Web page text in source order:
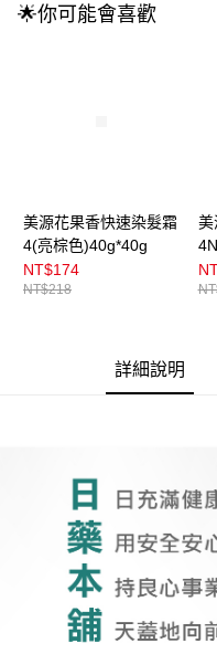
用戶於交易時，得透過本服務購
付款後門市自取
每筆NT$100，滿NT$399(
🌟你可能會喜歡
美源花果香快速染髮霜
4(亮棕色)40g*40g
NT$174
NT$218
美
色
詳細說明